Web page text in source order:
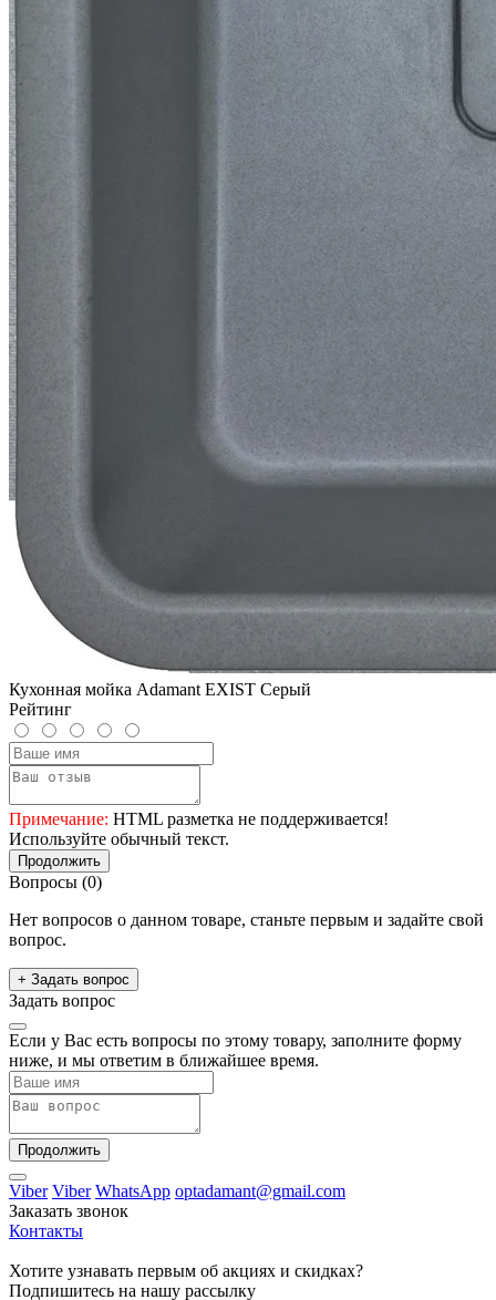
Кухонная мойка Adamant EXIST Серый
Рейтинг
Примечание: HTML разметка не поддерживается!
Используйте обычный текст.
Продолжить
Вопросы (0)
Нет вопросов о данном товаре, станьте первым и задайте свой
вопрос.
+ Задать вопрос
Задать вопрос
Если у Вас есть вопросы по этому товару, заполните форму
ниже, и мы ответим в ближайшее время.
Продолжить
Viber Viber WhatsApp optadamant@gmail.com
Заказать звонок
Контакты
Хотите узнавать первым об акциях и скидках?
Подпишитесь на нашу рассылку